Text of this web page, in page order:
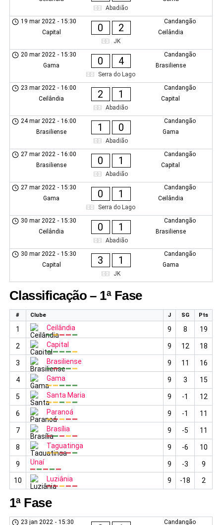
Abadião
Candangão
19 mar 2022 - 15:30
Capital
0 2
Ceilândia
JK
Candangão
20 mar 2022 - 15:30
Gama
0 4
Brasiliense
Serra do Lago
Candangão
23 mar 2022 - 16:00
Ceilândia
2 1
Capital
Abadião
Candangão
24 mar 2022 - 16:00
Brasiliense
1 0
Gama
Abadião
Candangão
27 mar 2022 - 16:00
Brasiliense
0 1
Capital
Abadião
Candangão
27 mar 2022 - 15:30
Gama
0 1
Ceilândia
Serra do Lago
Candangão
30 mar 2022 - 15:30
Ceilândia
0 1
Brasiliense
Abadião
Candangão
30 mar 2022 - 15:30
Capital
3 1
Gama
JK
Classificação – 1ª Fase
# Clube J SG Pts
1 Ceilândia 9 8 19
2 Capital 9 12 18
3 Brasiliense 9 11 16
4 Gama 9 3 15
5 Santa Maria 9 -1 12
6 Paranoá 9 -1 11
7 Brasília 9 -5 11
8 Taguatinga 9 -6 10
9 Unaí 9 -3 9
10 Luziânia 9 -18 2
1ª Fase
Candangão
23 jan 2022 - 15:30